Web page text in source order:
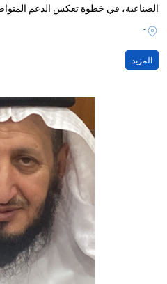
الصناعية، في خطوة تعكس الدعم
تعزيز الابتكار وريادة الأعمال، وتمكين
مشاريع ناجحة ومستدامة.
-
المزيد